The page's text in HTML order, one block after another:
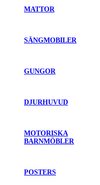
MATTOR
SÄNGMOBILER
GUNGOR
DJURHUVUD
MOTORISKA
BARNMÖBLER
POSTERS